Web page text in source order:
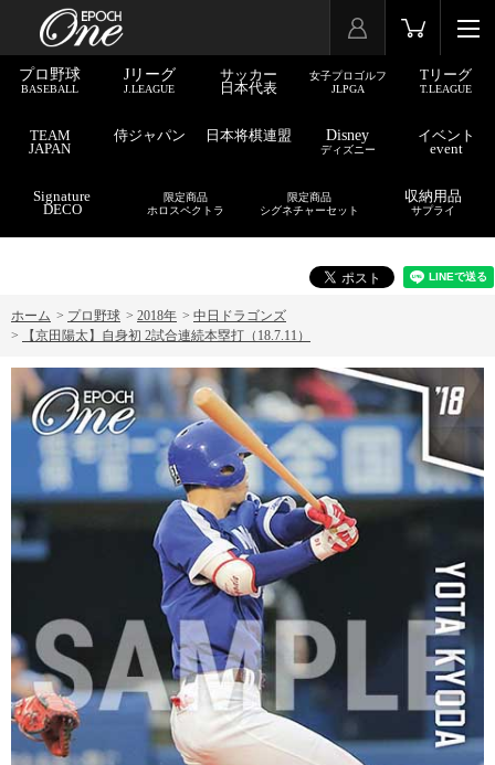
プロ野球
BASEBALL
Jリーグ
J.LEAGUE
サッカー
日本代表
女子プロゴルフ
JLPGA
Tリーグ
T.LEAGUE
TEAM
JAPAN
侍ジャパン 日本将棋連盟 Disney
ディズニー
イベント
event
Signature
DECO
限定商品
ホロスペクトラ
限定商品
シグネチャーセット
収納用品
サプライ
ホーム > プロ野球 > 2018年 > 中日ドラゴンズ
>
【京田陽太】自身初 2試合連続本塁打（18.7.11）